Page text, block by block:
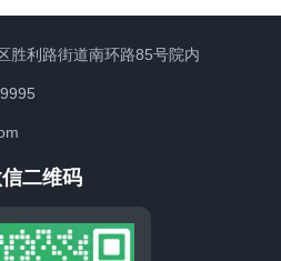
隔离膜后直接粘贴在裂缝处。防
到广大客户的青睐，抗裂贴施
裂贴的生产厂家为保证质量特意
破坏及增强路面承载能力的新型
胜利路街道南环路85号院内
二维码